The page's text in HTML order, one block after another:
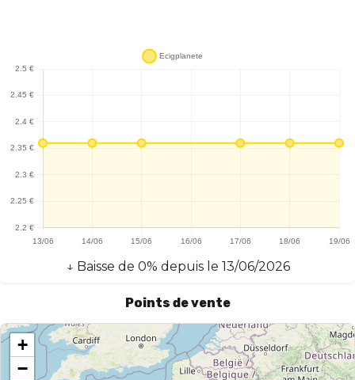
↓ Baisse de 0% depuis le 13/06/2026
Points de vente
+
−